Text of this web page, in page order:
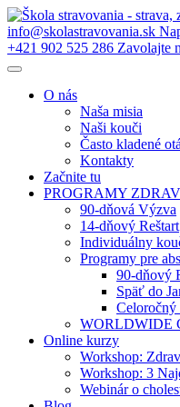
Preskočiť
na
obsah
info@skolastravovania.sk
+421 902 525 286 Zavolajte
O nás
Naša misia
Naši kouči
Často kladené
Kontakty
Začnite tu
PROGRAMY
90-dňová Výzva
14-dňový Reštart
Individuálny
Programy pre
90-dňový
Späť do
Celoročný
WORLDWIDE
Online kurzy
Workshop:
Workshop: 3
Webinár o